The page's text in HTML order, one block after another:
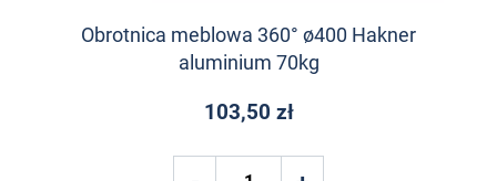
Obrotnica meblowa 360° ø400 Hakner
aluminium 70kg
103,50 zł